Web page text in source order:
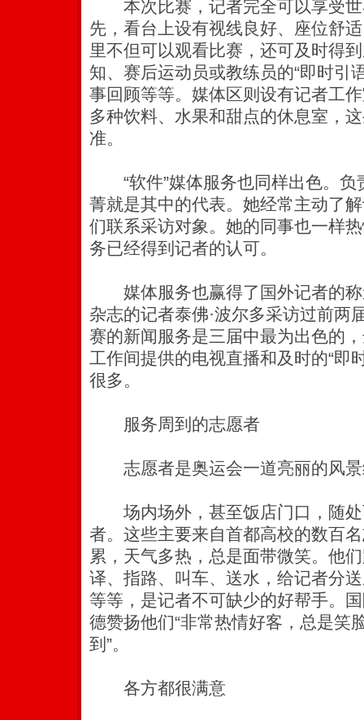
本次比赛，记者完全可以享受世
先，看台上设有视线良好、座位舒
里不但可以观看比赛，还可及时得
知、赛后运动员或教练员的“即时引
事回顾等等。媒体区则设有记者工
多种饮料、水果和甜点的休息室，
准。
“软件”媒体服务也同样出色。负
菁就是其中的代表。她经常主动了
们联系采访对象。她的同事也一样
务已经得到记者的认可。
媒体服务也赢得了国外记者的称
杂志的记者泰佛·波尔多采访过前两
赛的新闻服务是三届中最为出色的
工作间提供的电视直播和及时的“即
很多。
服务周到的志愿者
志愿者是奥运会一道亮丽的风景
场内场外，甚至饭店门口，随处
者。这些主要来自首都高校的数百
累，天气多热，总是面带微笑。他
译、指路、叫车、送水，给记者分
等等，是记者不可缺少的好帮手。
德赞扬他们“非常热情好客，总是笑
到”。
各方都很满意